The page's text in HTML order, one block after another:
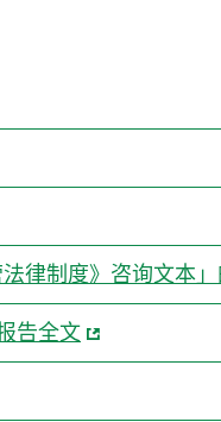
律制度》咨询文本
告全文